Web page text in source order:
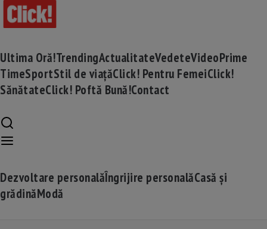
Ultima Oră!TrendingActualitateVedeteVideoPrime
TimeSportStil de viațăClick! Pentru FemeiClick!
SănătateClick! Poftă Bună!Contact
Dezvoltare personalăÎngrijire personalăCasă și
grădinăModă